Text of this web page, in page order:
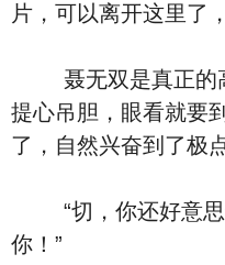
片，可以离开这里了
聂无双是真正的高
提心吊胆，眼看就要
了，自然兴奋到了极点
“切，你还好意思
你！”